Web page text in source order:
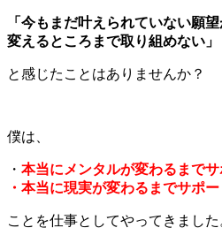
「今もまだ叶えられていない願
変えるところまで取り組めない」
と感じたことはありませんか？
僕は、
・ 本当にメンタルが変わるまで
・本当に現実が変わるまでサポ
ことを仕事としてやってきました